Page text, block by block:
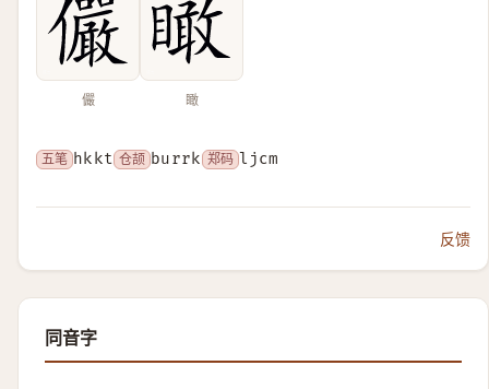
儼 瞰
五笔 hkkt 仓颉 burrk 郑码 ljcm
反馈
同音字